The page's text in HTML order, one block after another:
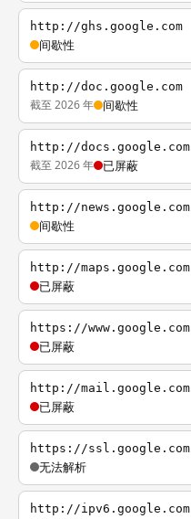
http://ghs.google.com
间歇性
http://doc.google.com
截至 2026 年 间歇性
http://docs.google.com
截至 2026 年 已屏蔽
http://news.google.com
间歇性
http://maps.google.com
已屏蔽
https://www.google.com
已屏蔽
http://mail.google.com
已屏蔽
https://ssl.google.com
无法解析
http://ipv6.google.com